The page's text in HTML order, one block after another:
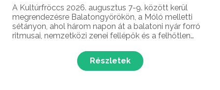
A Kultúrfröccs 2026. augusztus 7-9. között kerül
megrendezésre Balatongyörökön, a Móló melletti
sétányon, ahol három napon át a balatoni nyár forró
ritmusai, nemzetközi zenei fellépők és a felhőtlen
Részletek